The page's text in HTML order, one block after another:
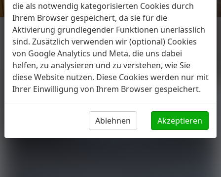
die als notwendig kategorisierten Cookies durch
Ihrem Browser gespeichert, da sie für die
Aktivierung grundlegender Funktionen unerlässlich
sind. Zusätzlich verwenden wir (optional) Cookies
von Google Analytics und Meta, die uns dabei
helfen, zu analysieren und zu verstehen, wie Sie
diese Website nutzen. Diese Cookies werden nur mit
Ihrer Einwilligung von Ihrem Browser gespeichert.
Ablehnen Akzeptieren